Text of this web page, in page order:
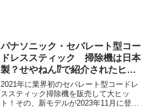
パナソニック・セパレート型コー
ドレススティック 掃除機は日本
製？せやねん⁉︎で紹介されたヒッ
ト商品
2021年に業界初のセパレート型コードレ
ススティック掃除機を販売して大ヒッ
ト！その、新モデルが2023年11月に登